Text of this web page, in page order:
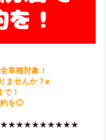
車種対象！
ませんか？✊
で！
約を◎